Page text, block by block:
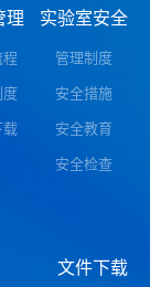
理
程
度
载
实验室安全
管理制度
安全措施
安全教育
安全检查
文件下载